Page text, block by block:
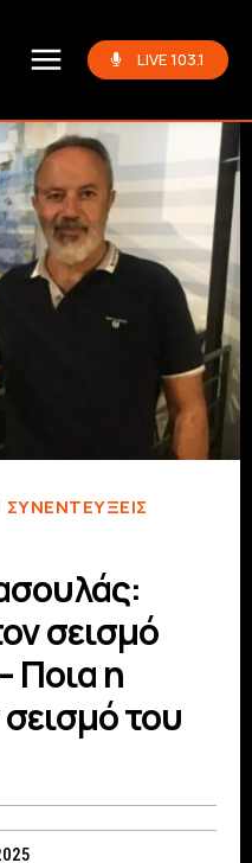
LIVE 103.1
ΣΥΝΕΝΤΕΎΞΕΙΣ
σεισμό
Ποια η
του